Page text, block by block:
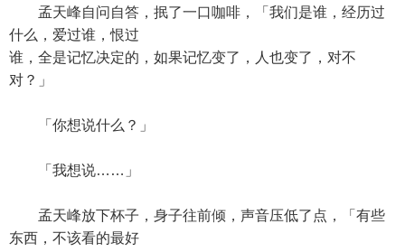
孟天峰自问自答，抿了一口咖啡，「我们是谁，经历过
什么，爱过谁，恨过
谁，全是记忆决定的，如果记忆变了，人也变了，对不
对？」
「你想说什么？」
「我想说……」
孟天峰放下杯子，身子往前倾，声音压低了点，「有些
东西，不该看的最好